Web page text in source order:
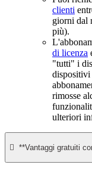
clienti
giorni dal
più).
di licenza
"tutti" i
dispositivi
rimosse
ulteriori
 **Vantaggi gratuiti